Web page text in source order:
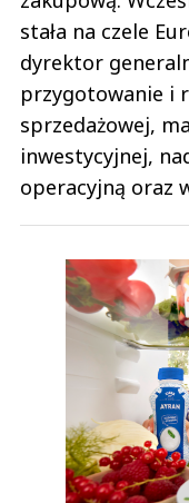
stała na czele
dyrektor
przygotowanie i
sprzedażowej,
inwestycyjnej,
operacyjną oraz